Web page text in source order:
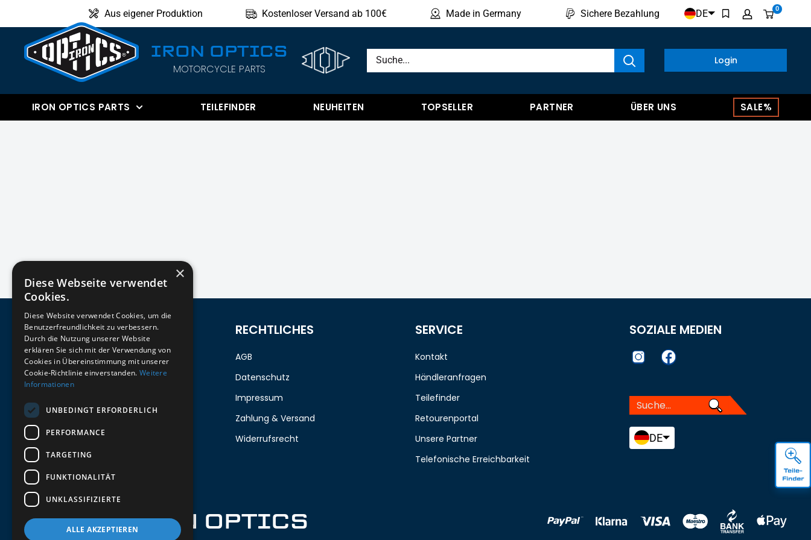
zum
Aus eigener Produktion Kostenloser Versand ab 100€ Made in Germany Sichere Bezahlung DE 0
IRON
IRON OPTICS
MOTORCYCLE PARTS
Login
IRON OPTICS PARTS TEILEFINDER NEUHEITEN TOPSELLER PARTNER ÜBER UNS SALE%
Produkte anzeigen
ZUM NEWSLETTER ANMELDEN
Melde dich jetzt zum Newsletter an
und erhalte 5%auf deine erste
Deine Email
RECHTLICHES
AGB
Datenschutz
Impressum
Zahlung & Versand
Widerrufsrecht
SERVICE
Kontakt
Händleranfragen
Teilefinder
Retourenportal
Unsere Partner
Telefonische Erreichbarkeit
SOZIALE MEDIEN
DE
IRON OPTICS
×
Diese Webseite verwendet
Cookies.
Diese Website verwendet Cookies, um die
Benutzerfreundlichkeit zu verbessern.
Durch die Nutzung unserer Website
erklären Sie sich mit der Verwendung von
Cookies in Übereinstimmung mit unserer
Cookie-Richtlinie einverstanden. Weitere
Informationen
UNBEDINGT ERFORDERLICH
PERFORMANCE
TARGETING
FUNKTIONALITÄT
UNKLASSIFIZIERTE
ALLE AKZEPTIEREN